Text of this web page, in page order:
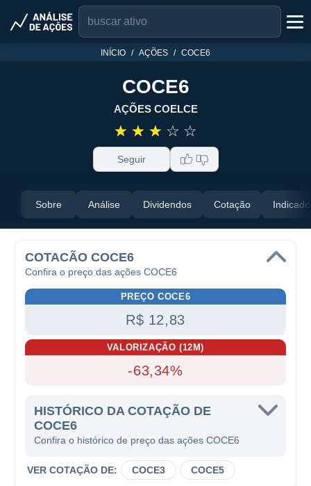
INÍCIO AÇÕES COCE6
COCE6
AÇÕES COELCE
☆ ☆ ☆ ☆ ☆
Seguir
Sobre Análise Dividendos Cotação
COTACÃO COCE6
Confira o preço das ações COCE6
PREÇO COCE6
R$ 12,83
VALORIZAÇÃO (12M)
-63,34%
HISTÓRICO DA COTAÇÃO DE
COCE6
Confira o histórico de preço das ações COCE6
VER COTAÇÃO DE: COCE3 COCE5